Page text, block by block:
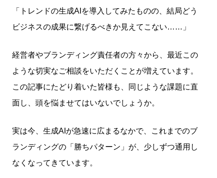
「トレンドの生成AIを導入してみたものの、結局どう
ビジネスの成果に繋げるべきか見えてこない……」
経営者やブランディング責任者の方々から、最近この
ような切実なご相談をいただくことが増えています。
この記事にたどり着いた皆様も、同じような課題に直
面し、頭を悩ませてはいないでしょうか。
実は今、生成AIが急速に広まるなかで、これまでのブ
ランディングの「勝ちパターン」が、少しずつ通用し
なくなってきています。